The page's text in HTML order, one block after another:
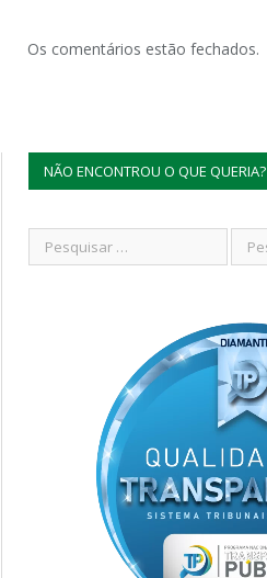
Os comentários estão fechados.
NÃO ENCONTROU O QUE QUERIA?